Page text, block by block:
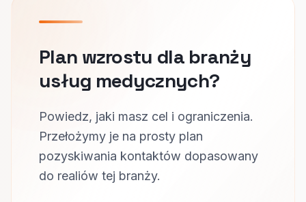
Plan wzrostu dla branży
usług medycznych?
Powiedz, jaki masz cel i ograniczenia.
Przełożymy je na prosty plan
pozyskiwania kontaktów dopasowany
do realiów tej branży.